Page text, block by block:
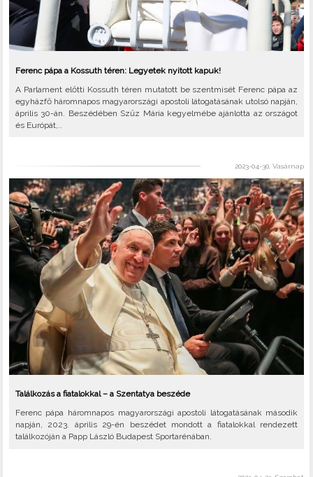
Ferenc pápa a Kossuth téren: Legyetek nyitott kapuk!
A Parlament előtti Kossuth téren mutatott be szentmisét Ferenc pápa az
egyházfő háromnapos magyarországi apostoli látogatásának utolsó napján,
április 30-án. Beszédében Szűz Mária kegyelmébe ajánlotta az országot
és Európát,..
2023-04-30, Vasárnap
Találkozás a fiatalokkal – a Szentatya beszéde
Ferenc pápa háromnapos magyarországi apostoli látogatásának második
napján, 2023. április 29-én beszédet mondott a fiatalokkal rendezett
találkozóján a Papp László Budapest Sportarénában.